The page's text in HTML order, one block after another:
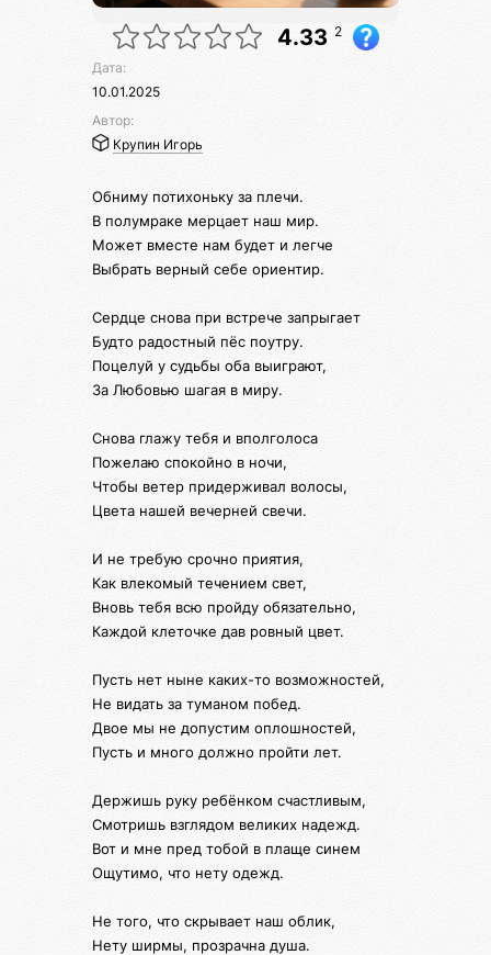
4.33 2
Дата:
10.01.2025
Автор:
Крупин Игорь
Обниму потихоньку за плечи.
В полумраке мерцает наш мир.
Может вместе нам будет и легче
Выбрать верный себе ориентир.
Сердце снова при встрече запрыгает
Будто радостный пёс поутру.
Поцелуй у судьбы оба выиграют,
За Любовью шагая в миру.
Снова глажу тебя и вполголоса
Пожелаю спокойно в ночи,
Чтобы ветер придерживал волосы,
Цвета нашей вечерней свечи.
И не требую срочно приятия,
Как влекомый течением свет,
Вновь тебя всю пройду обязательно,
Каждой клеточке дав ровный цвет.
Пусть нет ныне каких-то возможностей,
Не видать за туманом побед.
Двое мы не допустим оплошностей,
Пусть и много должно пройти лет.
Держишь руку ребёнком счастливым,
Смотришь взглядом великих надежд.
Вот и мне пред тобой в плаще синем
Ощутимо, что нету одежд.
Не того, что скрывает наш облик,
Нету ширмы, прозрачна душа.